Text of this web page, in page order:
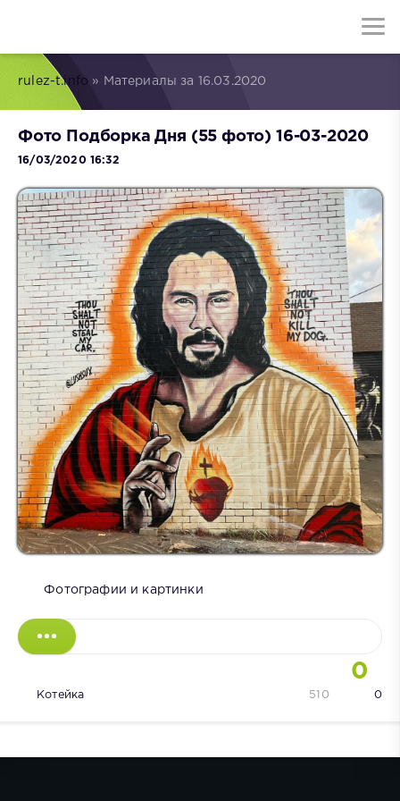
rulez-t.info » Материалы за 16.03.2020
Фото Подборка Дня (55 фото) 16-03-2020
16/03/2020 16:32
Фотографии и картинки
0
Котейка 0
510